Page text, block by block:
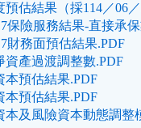
估結果（採114／06
保險服務結果-直接承
財務面預估結果.PDF
產過渡調整數.PDF
本預估結果.PDF
本預估結果.PDF
及風險資本動態調整